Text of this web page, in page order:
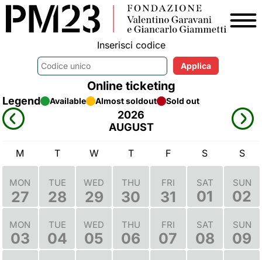
Inserisci codice
Online ticketing
Legend Available Almost soldout Sold out
2026
AUGUST
M T W T F S S
MON
27
TUE
28
WED
29
THU
30
FRI
31
SAT
01
SUN
02
MON
03
TUE
04
WED
05
THU
06
FRI
07
SAT
08
SUN
09